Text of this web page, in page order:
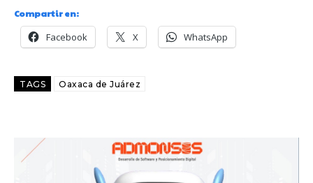
Compartir en:
Facebook X WhatsApp
TAGS Oaxaca de Juárez